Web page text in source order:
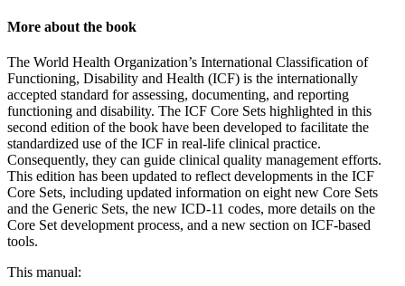
More about the book
The World Health Organization’s International Classification of
Functioning, Disability and Health (ICF) is the internationally
accepted standard for assessing, documenting, and reporting
functioning and disability. The ICF Core Sets highlighted in this
second edition of the book have been developed to facilitate the
standardized use of the ICF in real-life clinical practice.
Consequently, they can guide clinical quality management efforts.
This edition has been updated to reflect developments in the ICF
Core Sets, including updated information on eight new Core Sets
and the Generic Sets, the new ICD-11 codes, more details on the
Core Set development process, and a new section on ICF-based
tools.
This manual: